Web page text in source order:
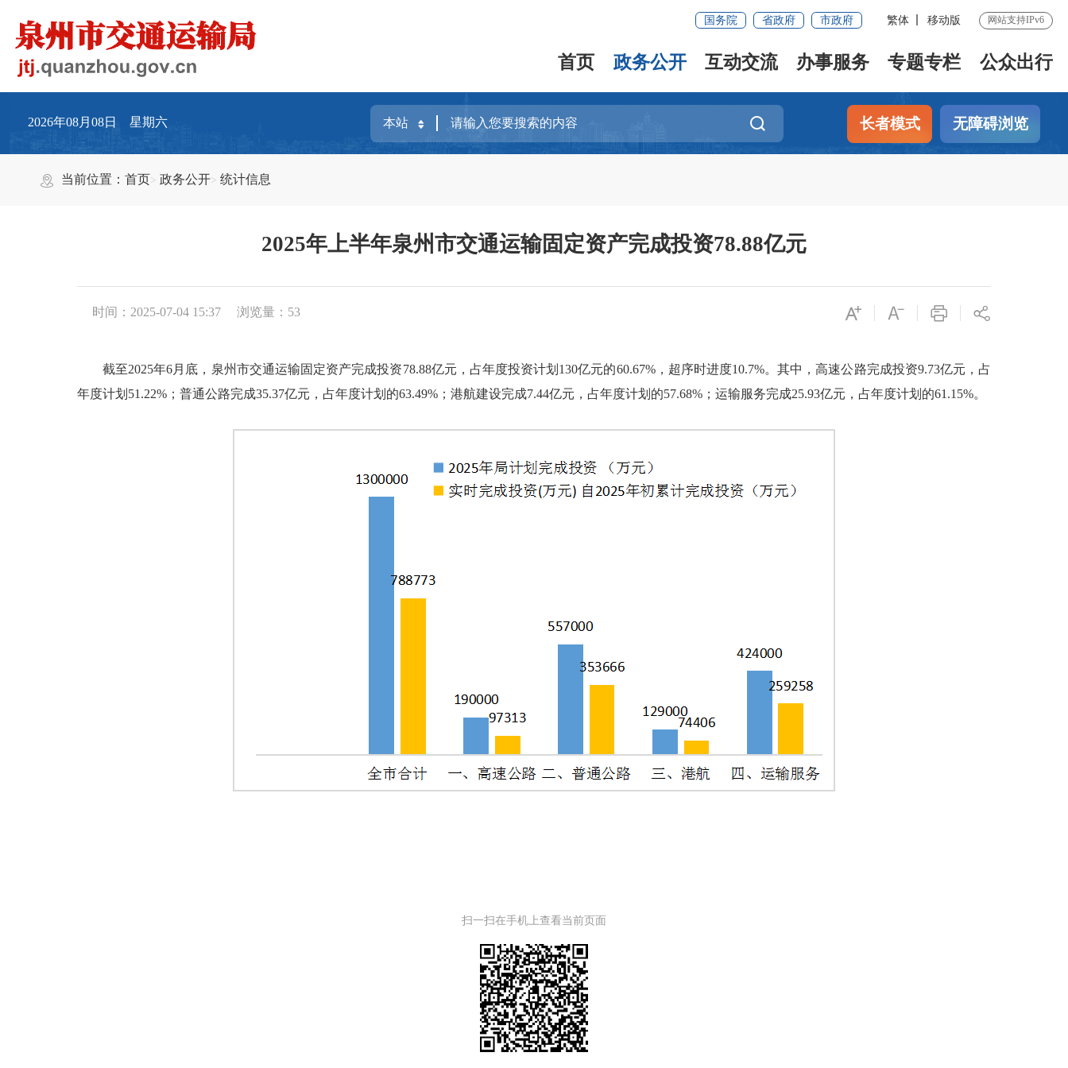
国务院 省政府 市政府 繁体 移动版 网站支持IPv6
首页 政务公开 互动交流 办事服务 专题专栏 公众出行
2026年08月08日 星期六 长者模式 无障碍浏览
当前位置：首页 政务公开 统计信息
2025年上半年泉州市交通运输固定资产完成投资78.88亿元
时间：2025-07-04 15:37 浏览量： 53
截至2025年6月底，泉州市交通运输固定资产完成投资78.88亿元，占年度投资计划130亿元的60.67%，超序时进度10.7%。其中，高速公路完成投资9.73亿元，占
年度计划51.22%；普通公路完成35.37亿元，占年度计划的63.49%；港航建设完成7.44亿元，占年度计划的57.68%；运输服务完成25.93亿元，占年度计划的61.15%。
扫一扫在手机上查看当前页面